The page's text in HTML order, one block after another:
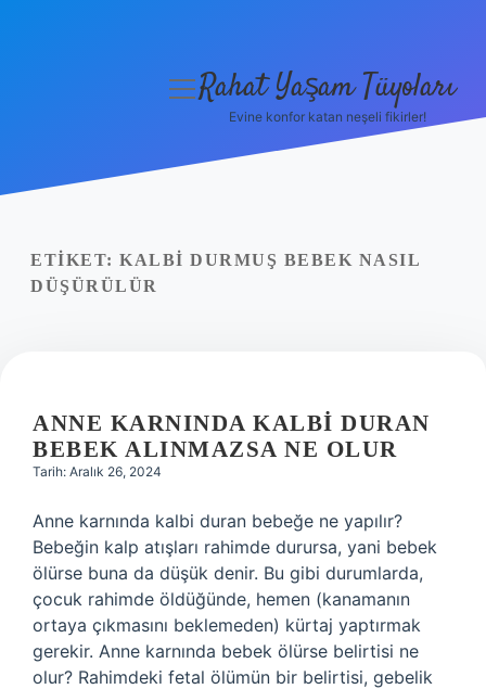
Yasal Uyarı
menüyü
Rahat Yaşam Tüyoları
Evine konfor katan neşeli fikirler!
ETIKET: KALBI DURMUŞ BEBEK NASIL
DÜŞÜRÜLÜR
ANNE KARNINDA KALBI DURAN
BEBEK ALINMAZSA NE OLUR
Tarih: Aralık 26, 2024
Anne karnında kalbi duran bebeğe ne yapılır?
Bebeğin kalp atışları rahimde durursa, yani bebek
ölürse buna da düşük denir. Bu gibi durumlarda,
çocuk rahimde öldüğünde, hemen (kanamanın
ortaya çıkmasını beklemeden) kürtaj yaptırmak
gerekir. Anne karnında bebek ölürse belirtisi ne
olur? Rahimdeki fetal ölümün bir belirtisi, gebelik